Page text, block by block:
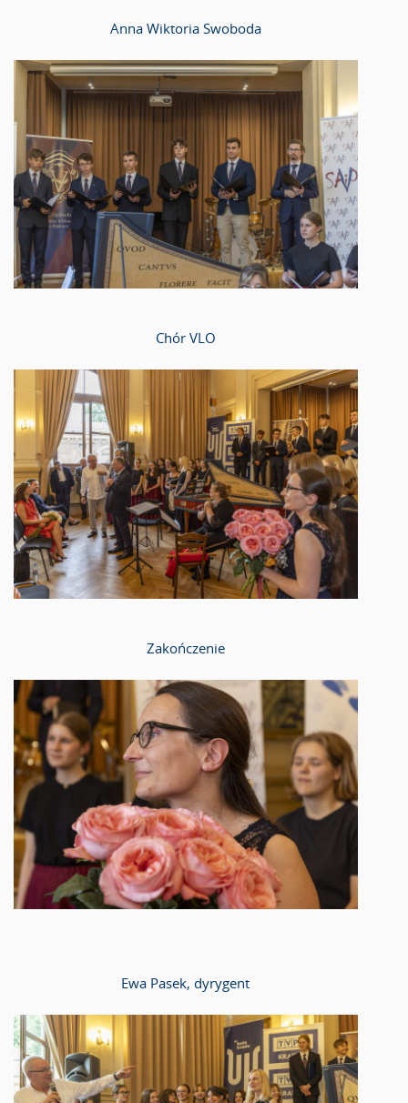
Anna Wiktoria Swoboda
Chór VLO
Zakończenie
Ewa Pasek, dyrygent